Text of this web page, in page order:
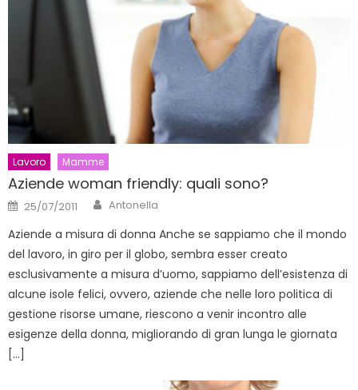
Lavoro Mamme
Aziende woman friendly: quali sono?
Posted
on
25/07/2011 Author
Antonella
Aziende a misura di donna Anche se sappiamo che il mondo
del lavoro, in giro per il globo, sembra esser creato
esclusivamente a misura d’uomo, sappiamo dell’esistenza di
alcune isole felici, ovvero, aziende che nelle loro politica di
gestione risorse umane, riescono a venir incontro alle
esigenze della donna, migliorando di gran lunga le giornata
[…]